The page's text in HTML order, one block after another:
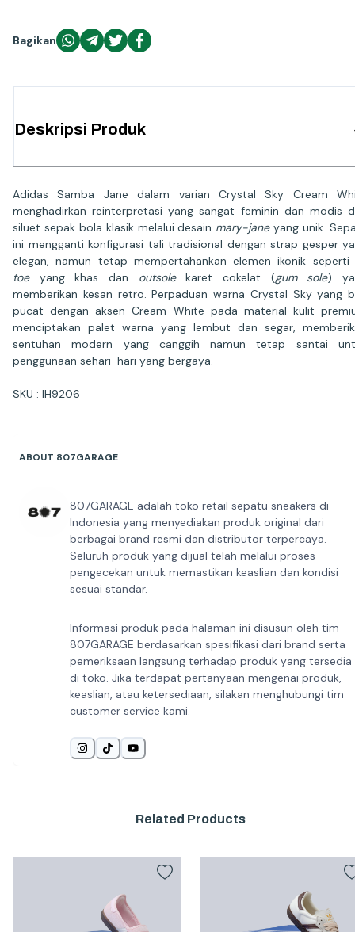
Bagikan
Deskripsi Produk
Adidas Samba Jane dalam varian Crystal Sky Cream
menghadirkan reinterpretasi yang sangat feminin dan modis
siluet sepak bola klasik melalui desain mary-janeyang unik.
ini mengganti konfigurasi tali tradisional dengan strap gesper
elegan, namun tetap mempertahankan elemen ikonik seperti
toeyang khas dan outsolekaret cokelat (gum sole)
memberikan kesan retro. Perpaduan warna Crystal Sky yang
pucat dengan aksen Cream White pada material kulit
menciptakan palet warna yang lembut dan segar,
sentuhan modern yang canggih namun tetap santai
penggunaan sehari-hari yang bergaya.
SKU : IH9206
ABOUT 807GARAGE
807GARAGE adalah toko retail sepatu sneakers di
Indonesia yang menyediakan produk original dari
berbagai brand resmi dan distributor terpercaya.
Seluruh produk yang dijual telah melalui proses
pengecekan untuk memastikan keaslian dan kondisi
sesuai standar.
Informasi produk pada halaman ini disusun oleh tim
807GARAGE berdasarkan spesifikasi dari brand serta
pemeriksaan langsung terhadap produk yang tersedia
di toko. Jika terdapat pertanyaan mengenai produk,
keaslian, atau ketersediaan, silakan menghubungi tim
customer service kami.
Related Products